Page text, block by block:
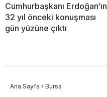
Cumhurbaşkanı Erdoğan’ın
32 yıl önceki konuşması
gün yüzüne çıktı
Ana Sayfa › Bursa